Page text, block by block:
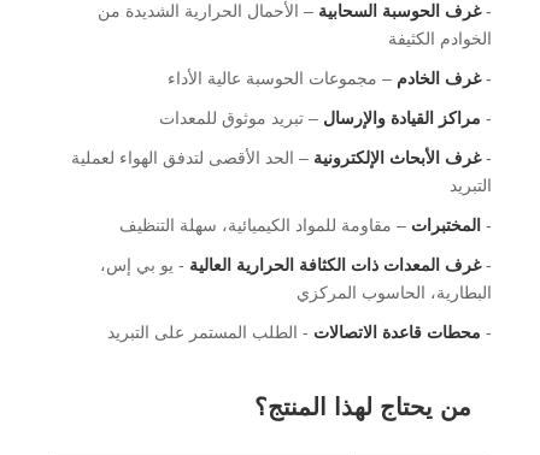
-غرف الحوسبة السحابية – الأحمال الحرارية الشديدة من
الخوادم الكثيفة
-غرف الخادم – مجموعات الحوسبة عالية الأداء
- مراكز القيادة والإرسال – تبريد موثوق للمعدات
-غرف الأبحاث الإلكترونية – الحد الأقصى لتدفق الهواء لعملية
التبريد
- المختبرات – مقاومة للمواد الكيميائية، سهلة التنظيف
-غرف المعدات ذات الكثافة الحرارية العالية - يو بي إس،
البطارية، الحاسوب المركزي
- محطات قاعدة الاتصالات - الطلب المستمر على التبريد
من يحتاج لهذا المنتج؟